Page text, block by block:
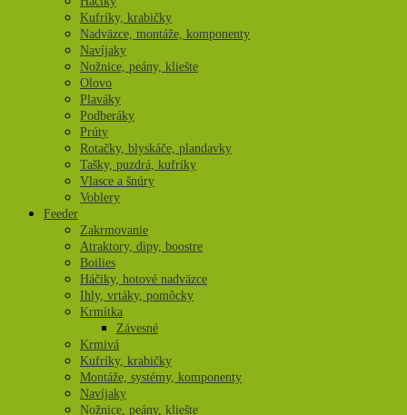
Kufríky, krabičky
Nadväzce, montáže, komponenty
Navíjaky
Nožnice, peány, kliešte
Olovo
Plaváky
Podberáky
Prúty
Rotačky, blyskáče, plandavky
Tašky, puzdrá, kufríky
Vlasce a šnúry
Voblery
Feeder
Zakrmovanie
Atraktory, dipy, boostre
Boilies
Háčiky, hotové nadväzce
Ihly, vrtáky, pomôcky
Krmítka
Závesné
Krmivá
Kufríky, krabičky
Montáže, systémy, komponenty
Navíjaky
Nožnice, peány, kliešte